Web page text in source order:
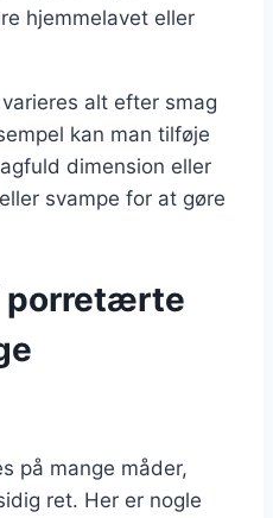
hjemmelavet eller
alt efter smag
kan man tilføje
dimension eller
svampe for at gøre
porretærte
på mange måder,
ret. Her er nogle